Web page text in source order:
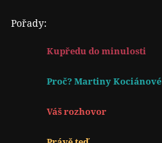
Pořady:
Kupředu do minulosti
Proč? Martiny Kociánové
Váš rozhovor